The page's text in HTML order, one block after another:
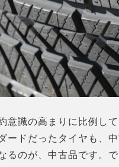
意識の高まりに比例し
ードだったタイヤも、
るのが、中古品です。